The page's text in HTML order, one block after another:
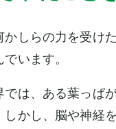
しらの力を受け
います。
は、ある葉っぱ
かし、脳や神経